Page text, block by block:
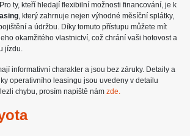
ty, kteří hledají flexibilní možnosti financování, je k
, který zahrnuje nejen výhodné měsíční splátky,
a údržbu. Díky tomuto přístupu můžete mít
okamžitého vlastnictví, což chrání vaši hotovost a
jízdu.
informativní charakter a jsou bez záruky. Detaily a
operativního leasingu jsou uvedeny v detailu
chybu, prosím napiště nám zde.